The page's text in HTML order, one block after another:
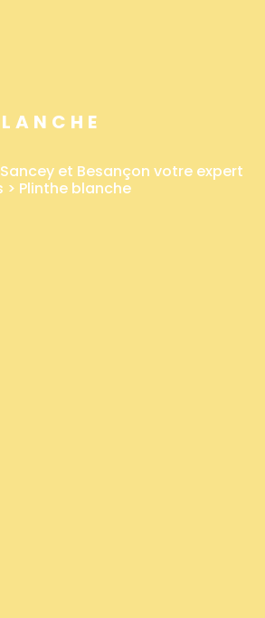
et Besançon votre expert
> Plinthe blanche